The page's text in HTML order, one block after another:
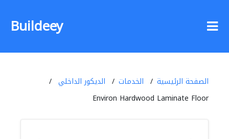
Buildeey
الصفحة الرئيسية الخدمات
الديكور الداخلي
Environ Hardwood Laminate Floor